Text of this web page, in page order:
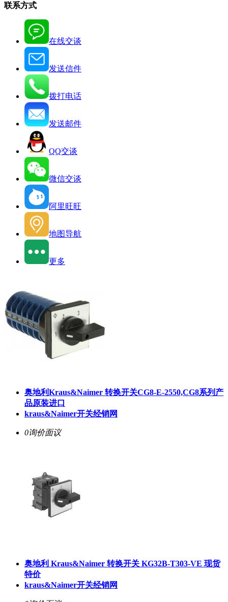
联系方式
在线交谈
发送信件
拨打电话
发送邮件
QQ交谈
微信交谈
阿里旺旺
地图导航
更多
奥地利Kraus&Naimer 转换开关CG8-E-2550,CG8系列产
品原装进口
kraus&Naimer开关经销网
0询价面议
奥地利 Kraus&Naimer 转换开关 KG32B-T303-VE 现货
特价
kraus&Naimer开关经销网